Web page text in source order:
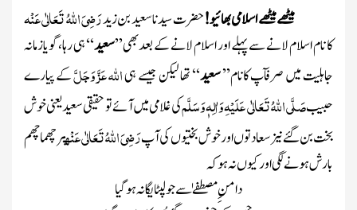
میٹھے میٹھے اسلامی بھائیو!حضرت سیدنا سعید بن زیدرَضِیَ اللہُ تَعَالٰی عَنْہ
کا نام اسلام لانے سے پہلے اور اسلام لانے کے بعدبھی’’سعید‘‘ ہی رہا،گویازمانہ
جاہلیت میں صرفآپ کانام’’سعید‘‘ تھا لیکن جیسے ہیاللہعَزَّ وَجَلَّکے پیارے
حبیبصَلَّی اللہُ تَعَالٰی عَلَیْہِ وَاٰلِہٖ وَسَلَّمکی غلامی میں آئےتو حقیقی سعید یعنی خوش
بخت بن گئے نیز سعادتوں اورخوش بختیوں کی آپرَضِیَ اللہُ تَعَالٰی عَنْہپرچھماچھم
بارش ہونے لگی اور کیوں نہ ہوکہ
دامنِِ مصطفےٰ سے جو لپٹا یگانہ ہوگیا